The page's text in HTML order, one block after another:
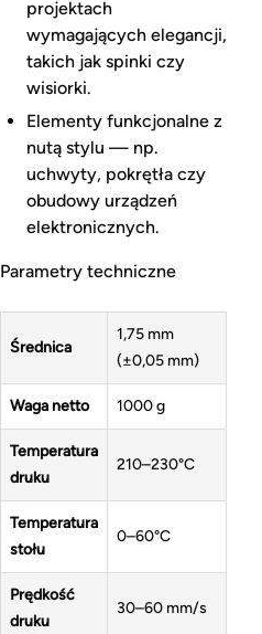
projektach
wymagających elegancji,
takich jak spinki czy
wisiorki.
Elementy funkcjonalne z
nutą stylu — np.
uchwyty, pokrętła czy
obudowy urządzeń
elektronicznych.
Parametry techniczne
Średnica
1,75 mm
(±0,05 mm)
Waga netto 1000 g
Temperatura
druku
210–230°C
Temperatura
stołu
0–60°C
Prędkość
druku
30–60 mm/s